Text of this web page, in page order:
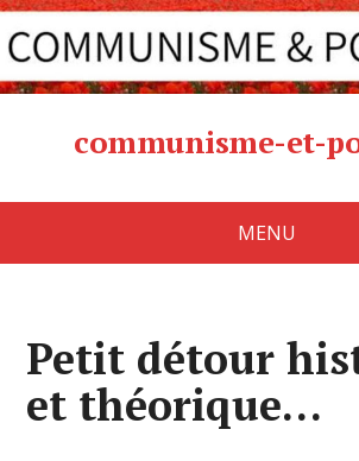
communisme-et-
MENU
Petit détour
et théorique…